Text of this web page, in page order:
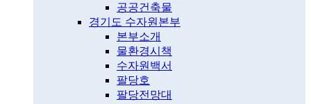
공공건축물
경기도 수자원본부
본부소개
물환경시책
수자원백서
팔당호
팔당전망대